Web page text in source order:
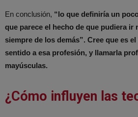
En conclusión, “lo que definiría un
que parece el hecho de que pudiera ir
siempre de los demás”. Cree que es
sentido a esa profesión, y llamarla
mayúsculas.
¿Cómo influyen las